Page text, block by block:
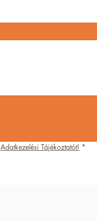
Adatkezelési Tájékoztatót! *